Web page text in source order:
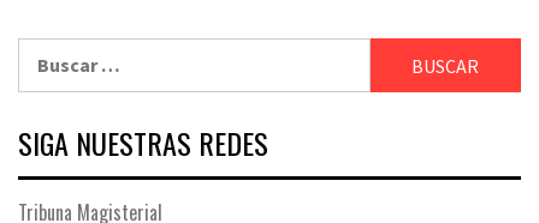
SIGA NUESTRAS REDES
Tribuna Magisterial